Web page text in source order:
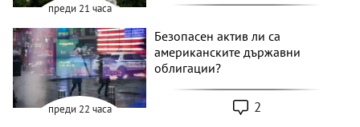
преди 21 часа
преди 22 часа
Безопасен актив ли са
американските държавни
облигации?
2